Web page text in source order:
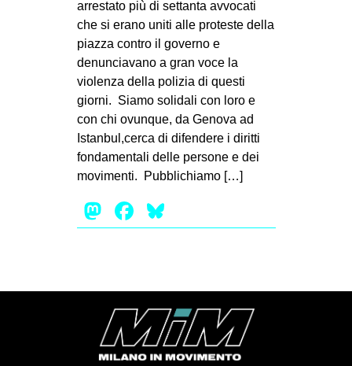
arrestato più di settanta avvocati
che si erano uniti alle proteste della
piazza contro il governo e
denunciavano a gran voce la
violenza della polizia di questi
giorni. Siamo solidali con loro e
con chi ovunque, da Genova ad
Istanbul,cerca di difendere i diritti
fondamentali delle persone e dei
movimenti. Pubblichiamo […]
Mastodon
Facebook